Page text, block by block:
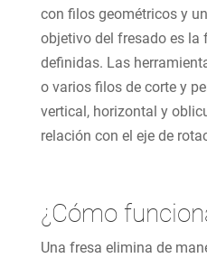
con filos geométricos y
objetivo del fresado es la
definidas. Las
o varios filos de corte y
vertical, horizontal y
relación con el eje de
¿Cómo
Una fresa elimina de